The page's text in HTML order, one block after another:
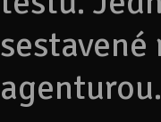
agenturou.